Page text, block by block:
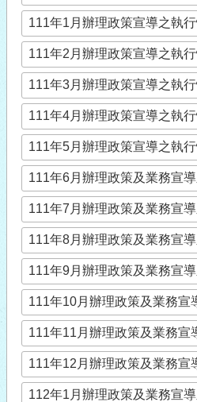
111年1月辦理政策宣導之執
111年2月辦理政策宣導之執
111年3月辦理政策宣導之執
111年4月辦理政策宣導之執
111年5月辦理政策宣導之執
111年6月辦理政策及業務宣
111年7月辦理政策及業務宣
111年8月辦理政策及業務宣
111年9月辦理政策及業務宣
111年10月辦理政策及業務宣
111年11月辦理政策及業務宣
111年12月辦理政策及業務宣
112年1月辦理政策及業務宣